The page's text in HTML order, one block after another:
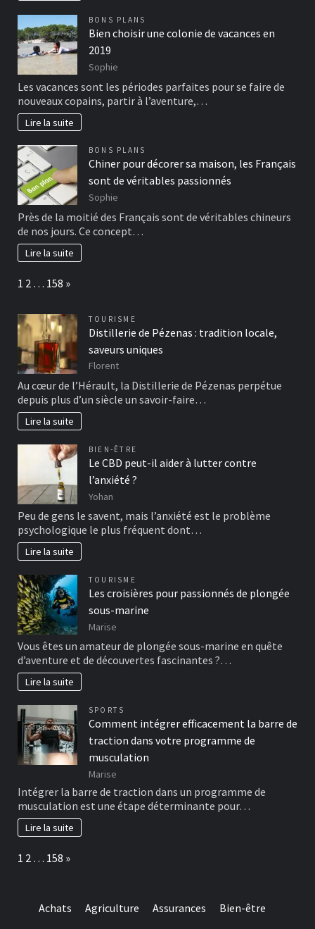
BONS PLANS
Bien choisir une colonie de vacances en
2019
Sophie
Les vacances sont les périodes parfaites pour se faire de
nouveaux copains, partir à l’aventure,…
Lire la suite
BONS PLANS
Chiner pour décorer sa maison, les Français
sont de véritables passionnés
Sophie
Près de la moitié des Français sont de véritables chineurs
de nos jours. Ce concept…
Lire la suite
Page:
1 2 … 158 Next
»
TOURISME
Distillerie de Pézenas : tradition locale,
saveurs uniques
Florent
Au cœur de l’Hérault, la Distillerie de Pézenas perpétue
depuis plus d’un siècle un savoir-faire…
Lire la suite
BIEN-ÊTRE
Le CBD peut-il aider à lutter contre
l’anxiété ?
Yohan
Peu de gens le savent, mais l’anxiété est le problème
psychologique le plus fréquent dont…
Lire la suite
TOURISME
Les croisières pour passionnés de plongée
sous-marine
Marise
Vous êtes un amateur de plongée sous-marine en quête
d’aventure et de découvertes fascinantes ?…
Lire la suite
SPORTS
Comment intégrer efficacement la barre de
traction dans votre programme de
musculation
Marise
Intégrer la barre de traction dans un programme de
musculation est une étape déterminante pour…
Lire la suite
Page:
1 2 … 158 Next
»
Achats Agriculture Assurances Bien-être